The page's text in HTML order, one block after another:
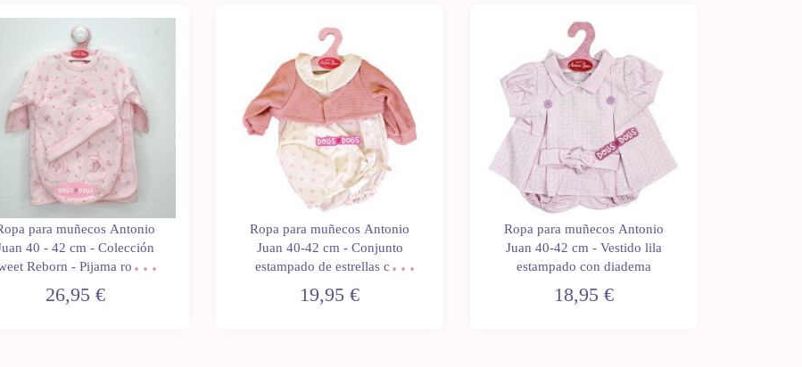
para muñecos Antonio
40 - 42 cm - Colección
Reborn - Pijama rosa de
26,95 €
Ropa para muñecos Antonio
Juan 40-42 cm - Conjunto
estampado de estrellas con
19,95 €
Ropa para muñecos Antonio
Juan 40-42 cm - Vestido lila
estampado con diadema
18,95 €